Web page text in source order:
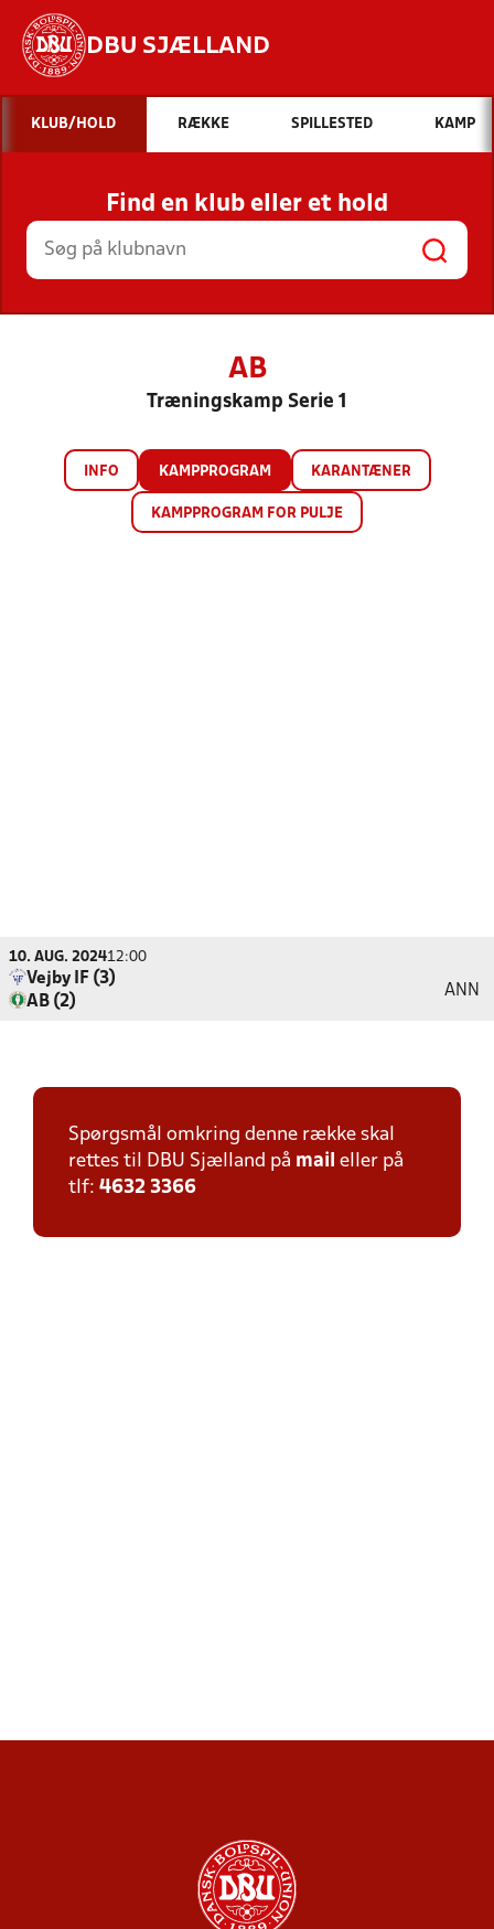
DBU SJÆLLAND
Hvad vil du søge efter?
INDHOLD OG NYHEDER
STILLINGER, RESULTATER, KLUBBER OG
HOLD
KLUB/HOLD RÆKKE SPILLESTED KAMP
Find en klub eller et hold
AB
Træningskamp Serie 1
INFO KAMPPROGRAM KARANTÆNER
KAMPPROGRAM FOR PULJE
10. AUG. 202412:00
Vejby IF (3)
AB (2)
ANN
Spørgsmål omkring denne række skal
rettes til DBU Sjælland på mail eller på
tlf: 4632 3366